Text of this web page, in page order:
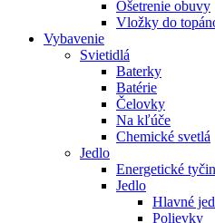
Ošetrenie obuvy
Vložky do
Vybavenie
Svietidlá
Baterky
Batérie
Čelovky
Na kľúče
Chemické svetlá
Jedlo
Energetické
Jedlo
Hlavné
Polievky